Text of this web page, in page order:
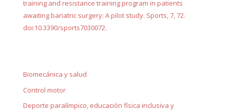
training and resistance training program in patients
awaiting bariatric surgery: A pilot study. Sports, 7, 72.
doi:10.3390/sports7030072.
Biomecánica y salud
Control motor
Deporte paralímpico, educación física inclusiva y